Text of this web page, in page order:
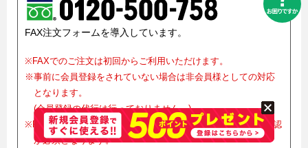
FAX注文フォームを導入しています。
※FAXでのご注文は初回からご利用いただけます。
※事前に会員登録をされていない場合は非会員様としての対応
となります。
(会員登録の代行は行っておりません。)
※FAXでご注文をお受けした後、正式確定にはメールでのご確認
が必須となります。